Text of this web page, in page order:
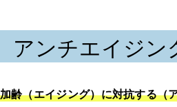
アンチエイジン
齢（エイジング）に対抗する（